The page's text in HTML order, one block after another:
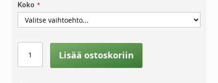
Koko
Lisää ostoskoriin